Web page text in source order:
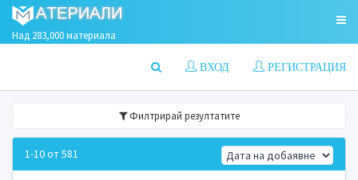
Над 283,000 материала
РЕГИСТРАЦИЯ
ВХОД
Филтрирай резултатите
1-10 от 581